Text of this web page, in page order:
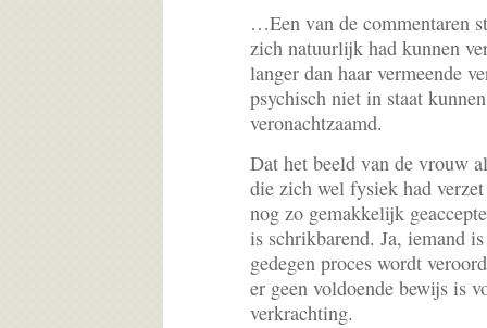
…Een van de commentaren
zich natuurlijk had kunnen
langer dan haar vermeende
psychisch niet in staat
veronachtzaamd.
Dat het beeld van de vrouw
die zich wel fysiek had
nog zo gemakkelijk
is schrikbarend. Ja, iemand
gedegen proces wordt
er geen voldoende bewijs is
verkrachting.